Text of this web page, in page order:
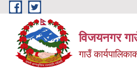
Skip to main content
विजयनगर
गाउँ